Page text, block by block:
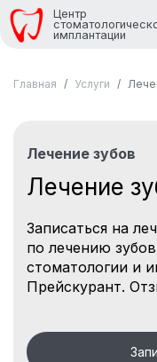
Центр
имплантации
Главная Услуги
Лечение зубов
Лечение
Записаться на
по лечению
стоматологии и
Прейскурант.